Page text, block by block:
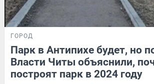
ГОРОД
Парк в Антипихе будет, но
Власти Читы объяснили,
построят парк в 2024 году